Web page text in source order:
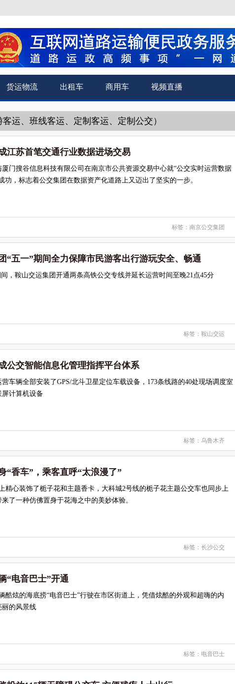
货运物流 出租车 商用车 视频直播
运、班线客运、定制客运、定制公交）
江苏首笔交通行业数据进场交易
门搜谷信息科技有限公司在南京市公共资源交易中心就“公交实时运营数据
功，标志着公交集团在数据资产化道路上又迈出了坚实的一步。
标签： 南京公交集团
“五一”期间全力保障市民游客出行游玩安全、畅通
，鞍山交运集团开通两条高铁公交专线并延长运营时间至晚21点45分
标签： 鞍山交运
公交智能信息化管理指挥平台体系
车辆全部安装了GPS/北斗卫星定位车载设备，173条线路的40处现场调度室
计算机设备
标签： 乌鲁木齐
“香车”，乘客直呼“太浪漫了”
精心装饰了栀子花和主题香卡，大科城2号线的栀子花主题公交车也同步上
了一种仿佛置身于花海之中的美妙体验。
标签： 长沙公交
“电音巴士”开通
酷炫的海底捞“电音巴士”行驶在市区街道上，凭借炫酷的外观和超嗨的内
丽的风景线
标签： 电音巴士